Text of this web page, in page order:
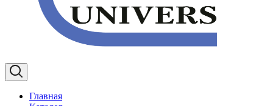
Главная